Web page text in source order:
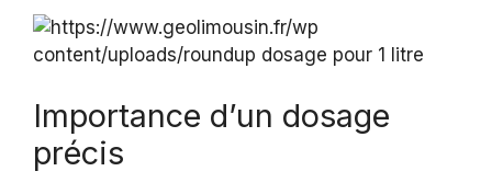
Importance d’un dosage
précis